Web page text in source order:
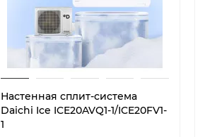
Настенная сплит-система
Daichi Ice ICE20AVQ1-1/ICE20FV1-
1